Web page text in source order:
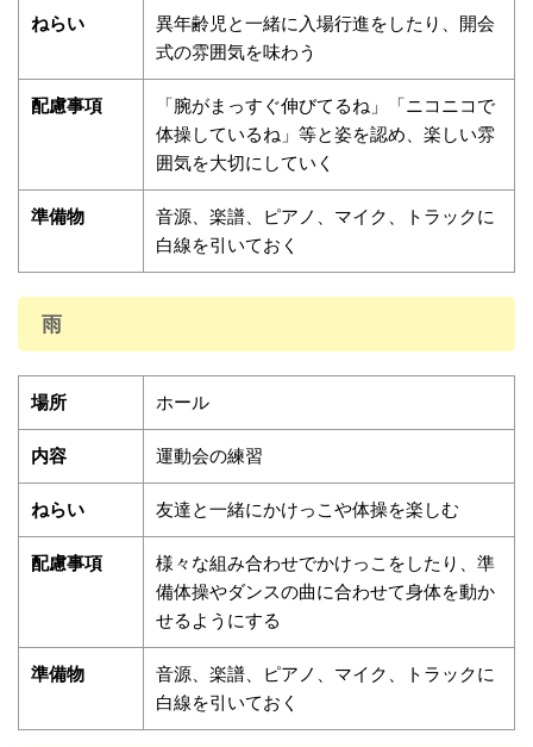
ねらい
異年齢児と一緒に入場行進をしたり、開会
式の雰囲気を味わう
配慮事項
「腕がまっすぐ伸びてるね」「ニコニコで
体操しているね」等と姿を認め、楽しい雰
囲気を大切にしていく
準備物
音源、楽譜、ピアノ、マイク、トラックに
白線を引いておく
雨
場所 ホール
内容 運動会の練習
ねらい 友達と一緒にかけっこや体操を楽しむ
配慮事項
様々な組み合わせでかけっこをしたり、準
備体操やダンスの曲に合わせて身体を動か
せるようにする
準備物
音源、楽譜、ピアノ、マイク、トラックに
白線を引いておく